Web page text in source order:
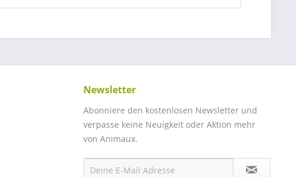
Newsletter
Abonniere den kostenlosen Newsletter und
verpasse keine Neuigkeit oder Aktion mehr
von Animaux.